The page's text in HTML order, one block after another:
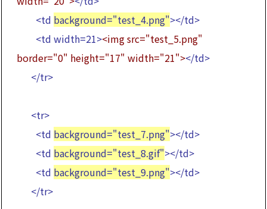
<td background="test_4.png"></td>
<td width=21><img src="test_5.png"
border="0" height="17" width="21"></td>
</tr>
<tr>
<td background="test_7.png"></td>
<td background="test_8.gif"></td>
<td background="test_9.png"></td>
</tr>